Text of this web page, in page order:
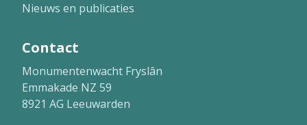
Nieuws en publicaties
Contact
Monumentenwacht Fryslân
Emmakade NZ 59
8921 AG Leeuwarden